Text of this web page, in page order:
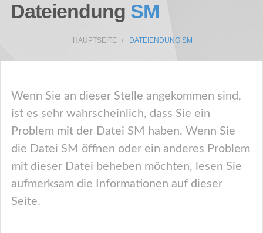
Dateiendung SM
HAUPTSEITE DATEIENDUNG SM
Wenn Sie an dieser Stelle angekommen sind,
ist es sehr wahrscheinlich, dass Sie ein
Problem mit der Datei SM haben. Wenn Sie
die Datei SM öffnen oder ein anderes Problem
mit dieser Datei beheben möchten, lesen Sie
aufmerksam die Informationen auf dieser
Seite.